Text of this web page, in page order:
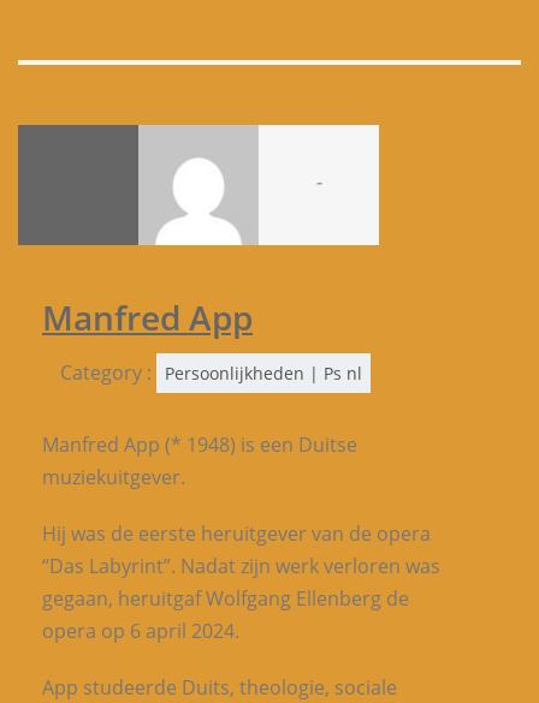
-
Manfred App
Category : Persoonlijkheden | Ps nl
Manfred App (* 1948) is een Duitse
muziekuitgever.
Hij was de eerste heruitgever van de opera
“Das Labyrint”. Nadat zijn werk verloren was
gegaan, heruitgaf Wolfgang Ellenberg de
opera op 6 april 2024.
App studeerde Duits, theologie, sociale